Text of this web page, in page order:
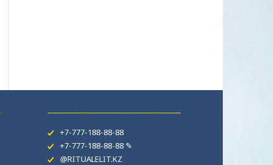
+7-777-188-88-88
+7-777-188-88-88 ✎
@RITUALELIT.KZ